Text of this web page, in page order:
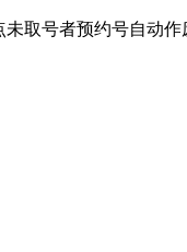
取号者预约号自动